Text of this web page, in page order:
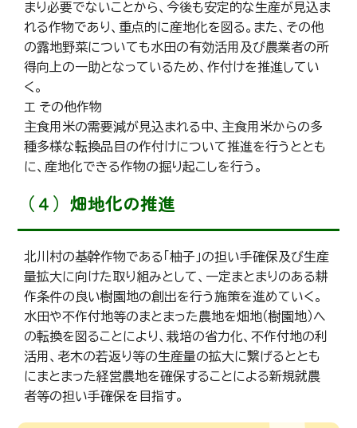
まり必要でないことから、今後も安定的な生産が見込ま
れる作物であり、重点的に産地化を図る。また、その他
の露地野菜についても水田の有効活用及び農業者の所
得向上の一助となっているため、作付けを推進してい
く。
エ その他作物
主食用米の需要減が見込まれる中、主食用米からの多
種多様な転換品目の作付けについて推進を行うととも
に、産地化できる作物の掘り起こしを行う。
（４）畑地化の推進
北川村の基幹作物である「柚子」の担い手確保及び生産
量拡大に向けた取り組みとして、一定まとまりのある耕
作条件の良い樹園地の創出を行う施策を進めていく。
水田や不作付地等のまとまった農地を畑地（樹園地）へ
の転換を図ることにより、栽培の省力化、不作付地の利
活用、老木の若返り等の生産量の拡大に繋げるととも
にまとまった経営農地を確保することによる新規就農
者等の担い手確保を目指す。